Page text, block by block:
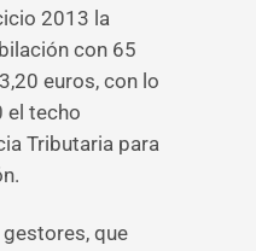
2013 la
con 65
euros, con lo
el techo
Tributaria para
que